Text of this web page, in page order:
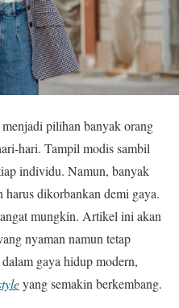
pilihan banyak orang
hari. Tampil modis sambil
individu. Namun, banyak
dikorbankan demi gaya.
mungkin. Artikel ini akan
nyaman namun tetap
gaya hidup modern,
yang semakin berkembang.